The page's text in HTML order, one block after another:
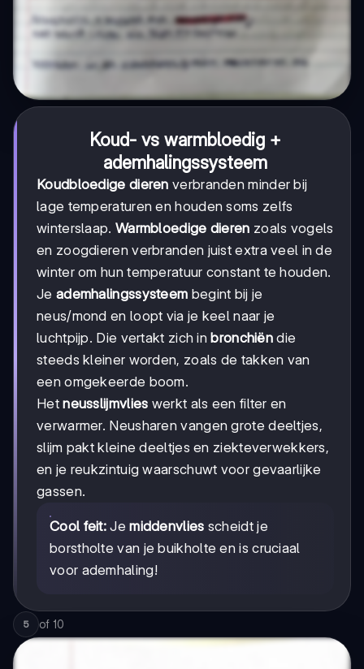
Koud- vs warmbloedig +
ademhalingssysteem
Koudbloedige dieren verbranden minder bij
lage temperaturen en houden soms zelfs
winterslaap. Warmbloedige dieren zoals vogels
en zoogdieren verbranden juist extra veel in de
winter om hun temperatuur constant te houden.
Je ademhalingssysteem begint bij je
neus/mond en loopt via je keel naar je
luchtpijp. Die vertakt zich in bronchiën die
steeds kleiner worden, zoals de takken van
een omgekeerde boom.
Hetneusslijmvlies werkt als een filter en
verwarmer. Neusharen vangen grote deeltjes,
slijm pakt kleine deeltjes en ziekteverwekkers,
en je reukzintuig waarschuwt voor gevaarlijke
gassen.
Cool feit: Jemiddenvlies scheidt je
borstholte van je buikholte en is cruciaal
voor ademhaling!
5 of 10